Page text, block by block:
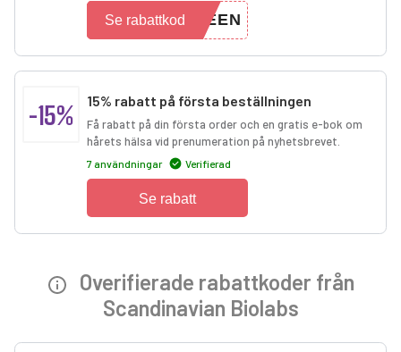
WEEN
Se rabattkod
-15% 15% rabatt på första beställningen
Få rabatt på din första order och en gratis e-bok om
hårets hälsa vid prenumeration på nyhetsbrevet.
7 användningar Verifierad
Se rabatt
Overifierade rabattkoder från
Scandinavian Biolabs